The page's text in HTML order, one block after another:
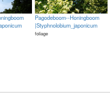
Pagodeboom--Honingboom
|Styphnolobium_japonicum
foliage